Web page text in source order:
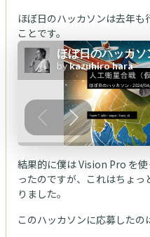
ほぼ日のハッカソンは去年も
ことです。
結果的に僕は Vision Pro を
ったのですが、これはちょ
りました。
このハッカソンに応募したの